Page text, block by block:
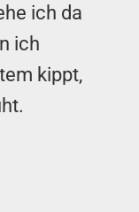
ich da
ich
kippt,